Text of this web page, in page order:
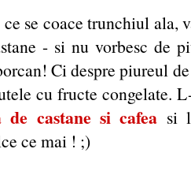
se coace trunchiul ala,
- si nu vorbesc de
Ci despre piureul
cu fructe congelate.
de castane si cafea si
ce mai ! ;)